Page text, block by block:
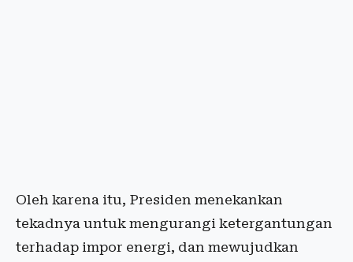
Oleh karena itu, Presiden menekankan
tekadnya untuk mengurangi ketergantungan
terhadap impor energi, dan mewujudkan